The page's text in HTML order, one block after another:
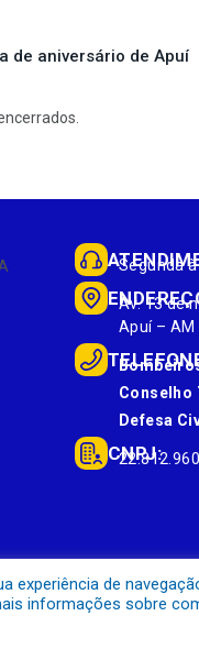
de aniversário de Apuí
Segunda
Av. 13 de
Apuí – AM
Conselho
Defesa
CNPJ:
experiência de
informações sobre